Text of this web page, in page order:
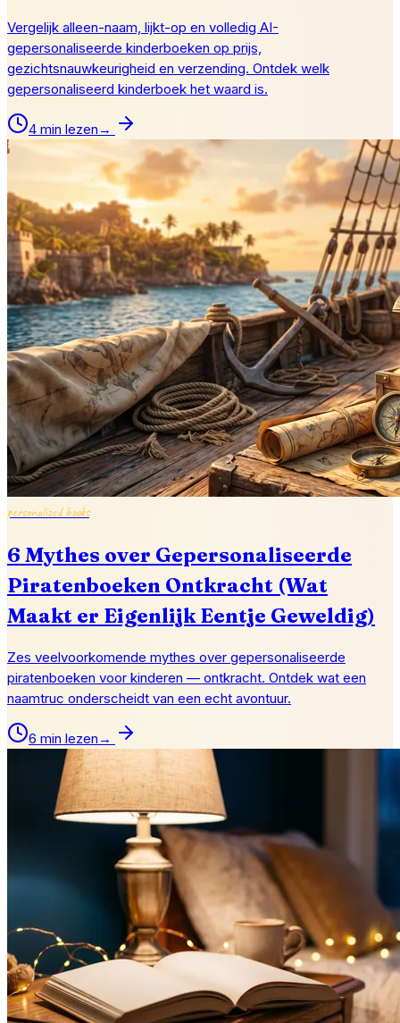
Vergelijk alleen-naam, lijkt-op en volledig AI-
gepersonaliseerde kinderboeken op prijs,
gezichtsnauwkeurigheid en verzending. Ontdek welk
gepersonaliseerd kinderboek het waard is.
4 min lezen →
personalized books
6 Mythes over Gepersonaliseerde
Piratenboeken Ontkracht (Wat
Maakt er Eigenlijk Eentje Geweldig)
Zes veelvoorkomende mythes over gepersonaliseerde
piratenboeken voor kinderen — ontkracht. Ontdek wat een
naamtruc onderscheidt van een echt avontuur.
6 min lezen →